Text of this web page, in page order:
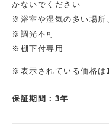
かないでください
※浴室や湿気の多い場所
※調光不可
※棚下付専用
※表示されている価格は
保証期間：3年